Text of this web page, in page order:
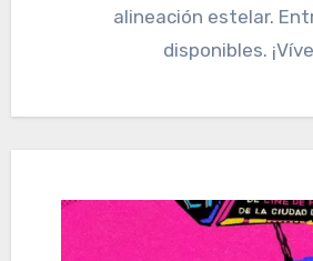
alineación estelar.
disponibles.